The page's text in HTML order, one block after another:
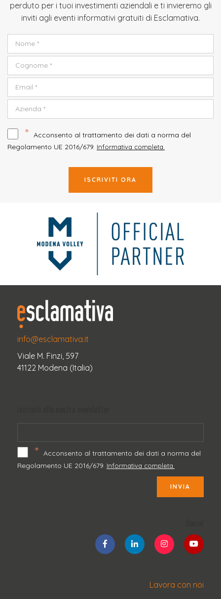
perduto per i tuoi investimenti aziendali e ti invieremo gli
inviti agli eventi informativi gratuiti di Esclamativa.
* Acconsento al trattamento dei dati a norma del
Regolamento UE 2016/679. Informativa completa.
ISCRIVITI ORA
info@esclamativa.it
Viale M. Finzi, 597
41122 Modena (Italia)
* Acconsento al trattamento dei dati a norma del
Regolamento UE 2016/679. Informativa completa.
INVIA
Lavora con noi